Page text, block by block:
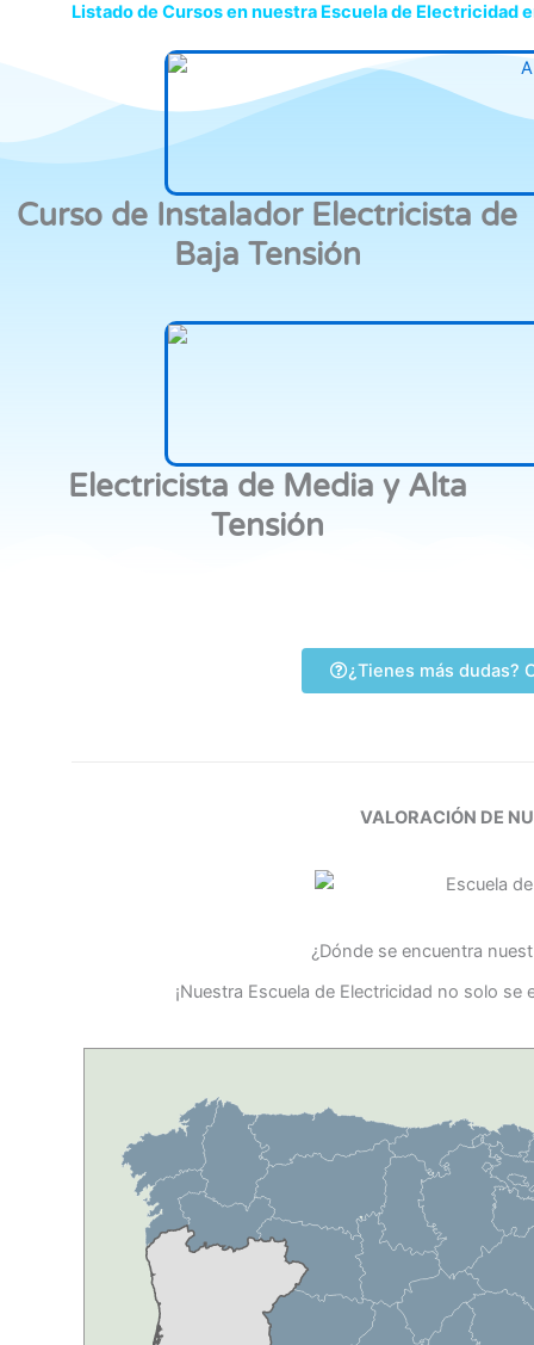
Listado de Cursos en nuestra Escuela de Electricidad
Curso de Instalador Electricista de
Baja Tensión
Electricista de Media y Alta
Tensión
¿Tienes más dudas?
VALORACIÓN DE
¿Dónde se encuentra
¡Nuestra Escuela de Electricidad no solo